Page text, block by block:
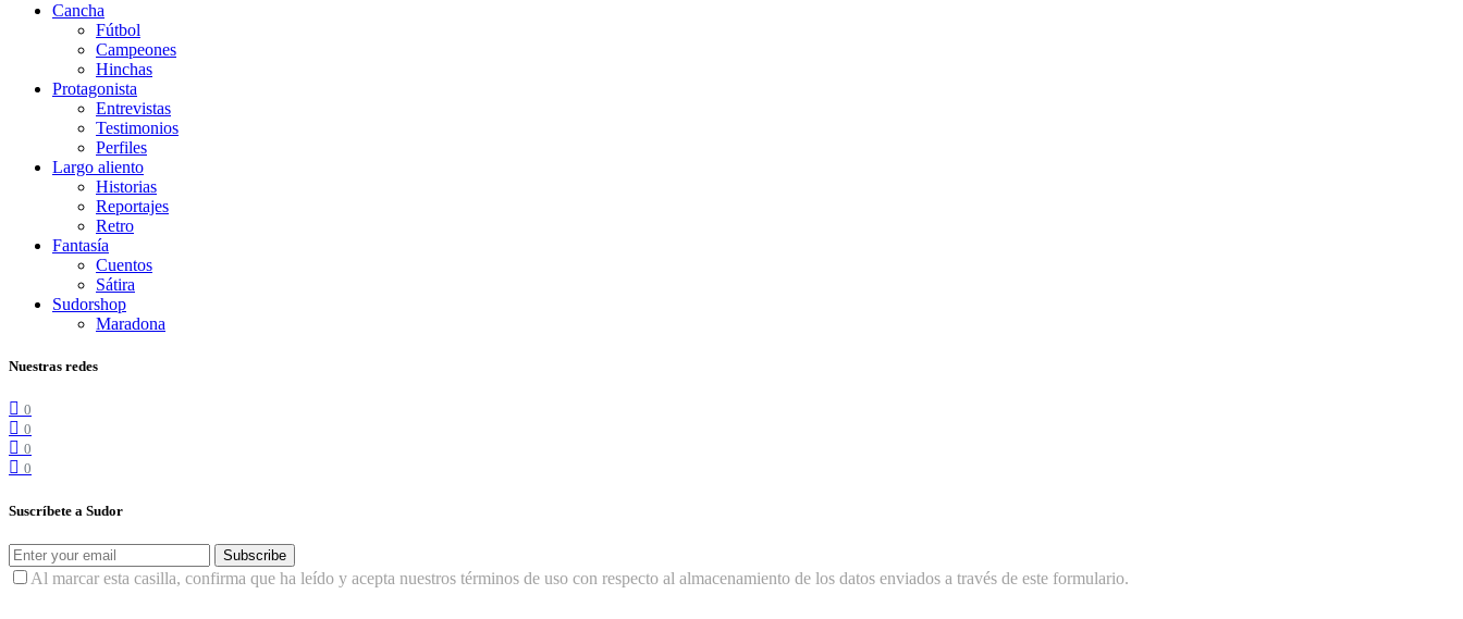
Cancha
Fútbol
Campeones
Hinchas
Protagonista
Entrevistas
Testimonios
Perfiles
Largo aliento
Historias
Reportajes
Retro
Fantasía
Cuentos
Sátira
Sudorshop
Maradona
Nuestras redes
0
0
0
0
Suscríbete a Sudor
Subscribe
Al marcar esta casilla, confirma que ha leído y acepta nuestros términos de uso con respecto al almacenamiento de los datos enviados a través de este formulario.